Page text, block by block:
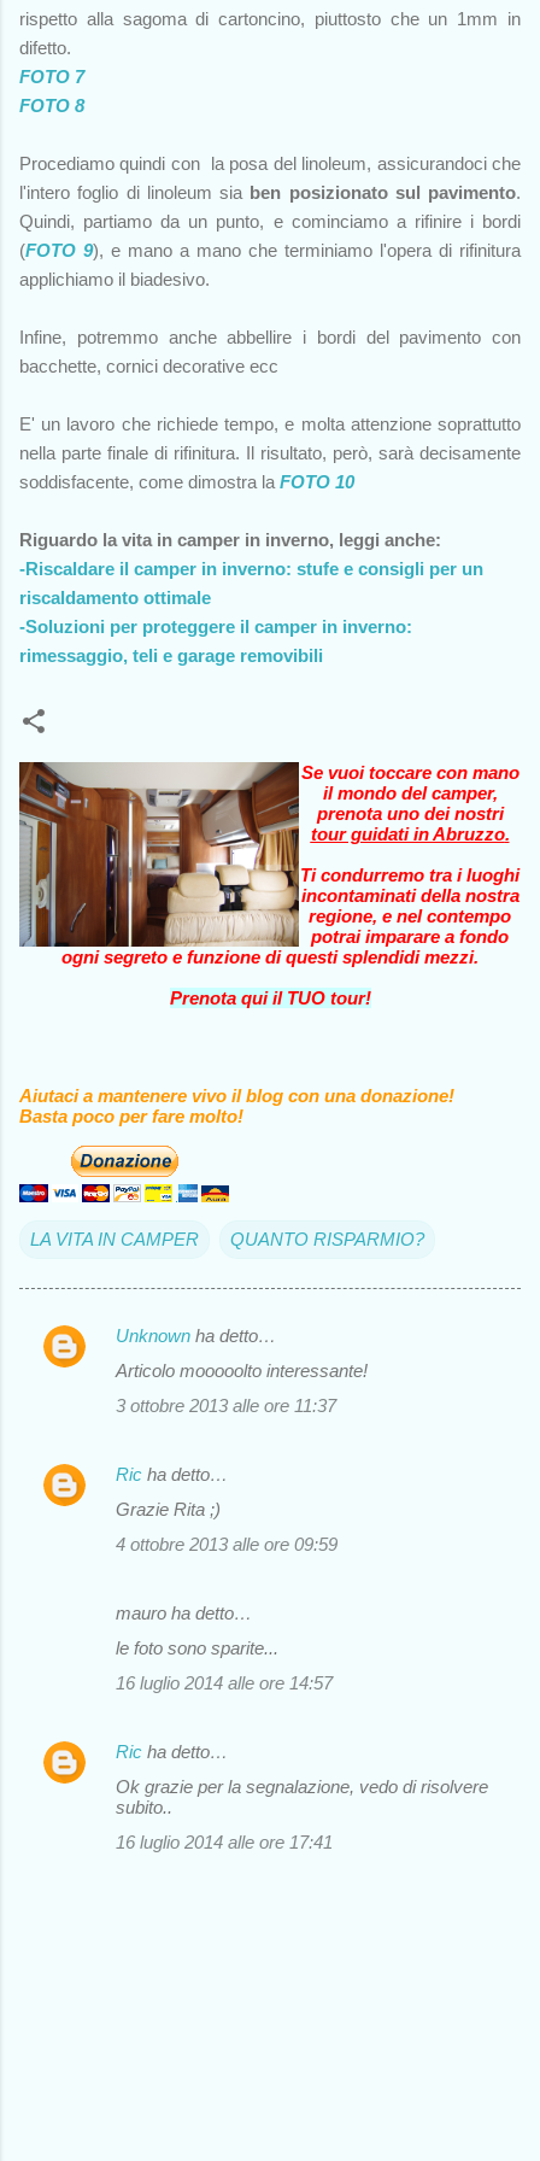
rispetto alla sagoma di cartoncino, piuttosto che un 1mm in
difetto.
FOTO 7
FOTO 8
Procediamo quindi con la posa del linoleum, assicurandoci che
l'intero foglio di linoleum sia ben posizionato sul pavimento.
Quindi, partiamo da un punto, e cominciamo a rifinire i bordi
(FOTO 9), e mano a mano che terminiamo l'opera di rifinitura
applichiamo il biadesivo.
Infine, potremmo anche abbellire i bordi del pavimento con
bacchette, cornici decorative ecc
E' un lavoro che richiede tempo, e molta attenzione soprattutto
nella parte finale di rifinitura. Il risultato, però, sarà decisamente
soddisfacente, come dimostra la FOTO 10
Riguardo la vita in camper in inverno, leggi anche:
-Riscaldare il camper in inverno: stufe e consigli per un
riscaldamento ottimale
-Soluzioni per proteggere il camper in inverno:
rimessaggio, teli e garage removibili
Se vuoi toccare con mano
il mondo del camper,
prenota uno dei nostri
tour guidati in Abruzzo.
Ti condurremo tra i luoghi
incontaminati della nostra
regione, e nel contempo
potrai imparare a fondo
ogni segreto e funzione di questi splendidi mezzi.
Prenota qui il TUO tour!
Aiutaci a mantenere vivo il blog con una donazione!
Basta poco per fare molto!
LA VITA IN CAMPER QUANTO RISPARMIO?
C
e
Unknown ha detto…
Articolo mooooolto interessante!
3 ottobre 2013 alle ore 11:37
Ric ha detto…
Grazie Rita ;)
4 ottobre 2013 alle ore 09:59
mauro ha detto…
le foto sono sparite...
16 luglio 2014 alle ore 14:57
Ric ha detto…
Ok grazie per la segnalazione, vedo di risolvere
subito..
16 luglio 2014 alle ore 17:41